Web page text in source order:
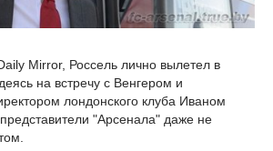
Mirror, Россель лично вылетел в
на встречу с Венгером и
лондонского клуба Иваном
"Арсенала" даже не